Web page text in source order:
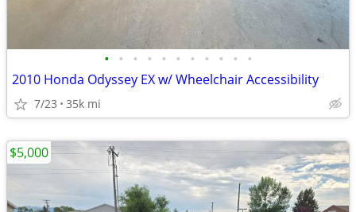
• • • • • • • • • • •
2010 Honda Odyssey EX w/ Wheelchair Accessibility
7/23 35k mi
$5,000